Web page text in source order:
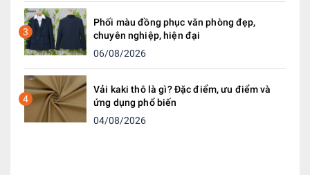
3
Phối màu đồng phục văn phòng đẹp,
chuyên nghiệp, hiện đại
06/08/2026
4
Vải kaki thô là gì? Đặc điểm, ưu điểm và
ứng dụng phổ biến
04/08/2026